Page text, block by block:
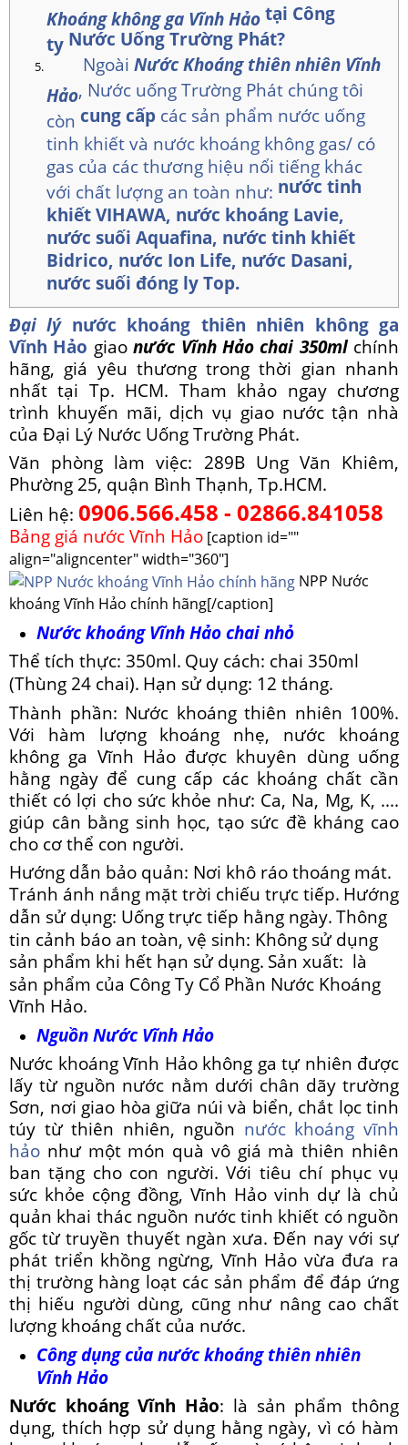
Khoáng không ga Vĩnh Hảo tại Công
ty Nước Uống Trường Phát?
Ngoài Nước Khoáng thiên nhiên Vĩnh
Hảo, Nước uống Trường Phát chúng tôi
còn cung cấp các sản phẩm nước uống
tinh khiết và nước khoáng không gas/ có
gas của các thương hiệu nổi tiếng khác
với chất lượng an toàn như: nước tinh
khiết VIHAWA, nước khoáng Lavie,
nước suối Aquafina, nước tinh khiết
Bidrico, nước Ion Life, nước Dasani,
nước suối đóng ly Top.
Đại lýnước khoáng thiên nhiên không ga
Vĩnh Hảo giaonước Vĩnh Hảochai 350mlchính
hãng, giá yêu thương trong thời gian nhanh
nhất tại Tp. HCM. Tham khảo ngay chương
trình khuyến mãi, dịch vụ giao nước tận nhà
của Đại Lý Nước Uống Trường Phát.
Văn phòng làm việc: 289B Ung Văn Khiêm,
Phường 25, quận Bình Thạnh, Tp.HCM.
Liên hệ: 0906.566.458 - 02866.841058
Bảng giá nước Vĩnh Hảo [caption id=""
align="aligncenter" width="360"]
NPP Nước
khoáng Vĩnh Hảo chính hãng[/caption]
Nước khoáng Vĩnh Hảo chai nhỏ
Thể tích thực: 350ml. Quy cách: chai 350ml
(Thùng 24 chai). Hạn sử dụng: 12 tháng.
Thành phần: Nước khoáng thiên nhiên 100%.
Với hàm lượng khoáng nhẹ, nước khoáng
không ga Vĩnh Hảo được khuyên dùng uống
hằng ngày để cung cấp các khoáng chất cần
thiết có lợi cho sức khỏe như: Ca, Na, Mg, K, ....
giúp cân bằng sinh học, tạo sức đề kháng cao
cho cơ thể con người.
Hướng dẫn bảo quản: Nơi khô ráo thoáng mát.
Tránh ánh nắng mặt trời chiếu trực tiếp. Hướng
dẫn sử dụng: Uống trực tiếp hằng ngày. Thông
tin cảnh báo an toàn, vệ sinh: Không sử dụng
sản phẩm khi hết hạn sử dụng. Sản xuất: là
sản phẩm của Công Ty Cổ Phần Nước Khoáng
Vĩnh Hảo.
Nguồn Nước Vĩnh Hảo
Nước khoáng Vĩnh Hảo không ga tự nhiên được
lấy từ nguồn nước nằm dưới chân dãy trường
Sơn, nơi giao hòa giữa núi và biển, chắt lọc tinh
túy từ thiên nhiên, nguồn nước khoáng vĩnh
hảo như một món quà vô giá mà thiên nhiên
ban tặng cho con người. Với tiêu chí phục vụ
sức khỏe cộng đồng, Vĩnh Hảo vinh dự là chủ
quản khai thác nguồn nước tinh khiết có nguồn
gốc từ truyền thuyết ngàn xưa. Đến nay với sự
phát triển khồng ngừng, Vĩnh Hảo vừa đưa ra
thị trường hàng loạt các sản phẩm để đáp ứng
thị hiếu người dùng, cũng như nâng cao chất
lượng khoáng chất của nước.
Công dụng của nước khoáng thiên nhiên
Vĩnh Hảo
Nước khoáng Vĩnh Hảo: là sản phẩm thông
dụng, thích hợp sử dụng hằng ngày, vì có hàm